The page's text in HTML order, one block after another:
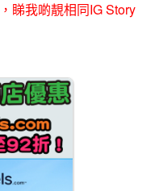
，睇我啲靚相同IG Story